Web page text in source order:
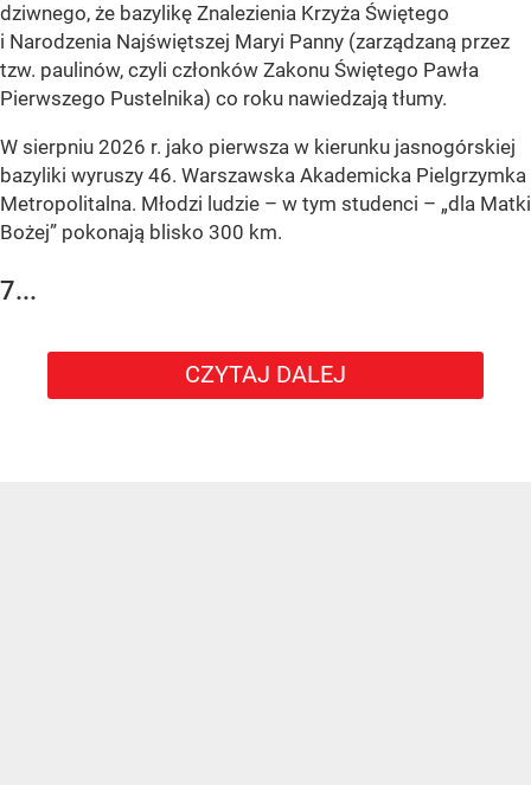
dziwnego, że bazylikę Znalezienia Krzyża Świętego
i Narodzenia Najświętszej Maryi Panny (zarządzaną przez
tzw. paulinów, czyli członków Zakonu Świętego Pawła
Pierwszego Pustelnika) co roku nawiedzają tłumy.
W sierpniu 2026 r. jako pierwsza w kierunku jasnogórskiej
bazyliki wyruszy 46. Warszawska Akademicka Pielgrzymka
Metropolitalna. Młodzi ludzie – w tym studenci – „dla Matki
Bożej” pokonają blisko 300 km.
7...
CZYTAJ DALEJ